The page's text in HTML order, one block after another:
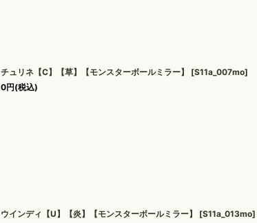
チュリネ【C】【草】【モンスターボールミラー】 [S11a_007mo]
0円(税込)
ウインディ【U】【炎】【モンスターボールミラー】 [S11a_013mo]